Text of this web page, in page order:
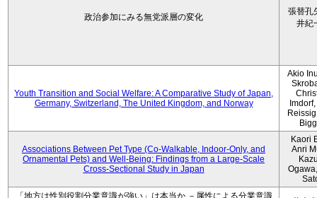
政治参加にみる無党派層の変化
張替孔
井紀
Youth Transition and Social Welfare: A Comparative Study of Japan,
Germany, Switzerland, The United Kingdom, and Norway
Akio
Associations Between Pet Type (Co-Walkable, Indoor-Only, and
Ornamental Pets) and Well-Being: Findings from a Large-Scale
Cross-Sectional Study in Japan
Kaori
Anri
「地方は性別役割分業意識が強い」は本当か －属性による分業意識